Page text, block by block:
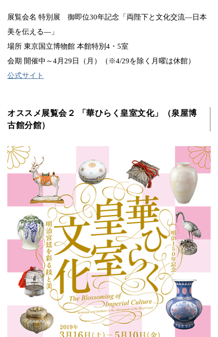
展覧会名 特別展 御即位30年記念「両陛下と文化交流―日本
美を伝える―」
場所 東京国立博物館 本館特別4・5室
会期 開催中～4月29日（月）（※4/29を除く月曜は休館）
公式サイト
オススメ展覧会２ 「華ひらく皇室文化」（泉屋博
古館分館）